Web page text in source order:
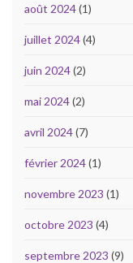
août 2024(1)
juillet 2024(4)
juin 2024(2)
mai 2024(2)
avril 2024(7)
février 2024(1)
novembre 2023 (1)
octobre 2023 (4)
septembre 2023 (9)